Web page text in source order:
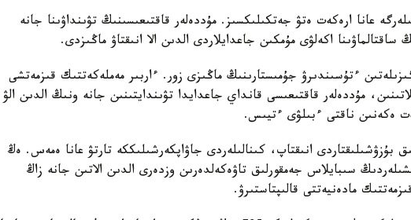
عانا ارەكەت ەتۋ جەتكىلىكسىز. مۇددەلەر قاقتىعىسىنىڭ تۋىنداۋىنا جانە
اكەلۋى مۇمكىن جاعدايلاردى الدىن الا انىقتاۋ ماڭىزدى.
ءتۇسىندىرۋ جۇمىستارىنىڭ ماڭىزى زور. ءاربىر مەملەكەتتىك قىزمەتشى
مۇددەلەر قاقتىعىسى قانداي جاعدايدا تۋىندايتىنىن جانە ونىڭ الدىن الۋ
ەكەنىن ناقتى ءبىلۋى ءتيىس.
انىقتاپ، كىنالىلەردى جاۋاپكەرشىلىككە تارتۋ عانا ەمەس. ەڭ
سىبايلاس جەمقورلىق تاۋەكەلدەرىن وزدەرى الدىن الاتىن جانە زاڭ
مادەنيەتتى قالىپتاستىرۋ.